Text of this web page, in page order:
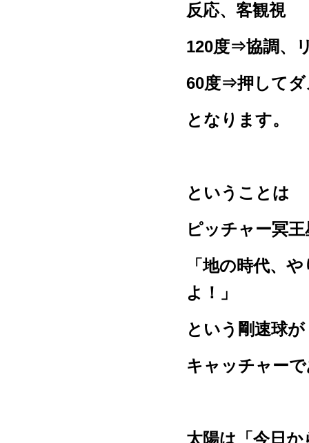
反応、客観視
120度⇒協調、
60度⇒押してダ
となります。
ということは
ピッチャー冥
「地の時代、
よ！」
という剛速球が
キャッチャー
太陽は「今日